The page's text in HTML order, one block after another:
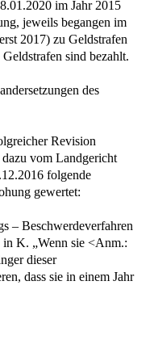
im Jahr 2015
jeweils begangen im
2017) zu Geldstrafen
sind bezahlt.
des
Revision
vom Landgericht
folgende
gewertet:
– Beschwerdeverfahren
in K. „Wenn sie <Anm.:
dieser
dass sie in einem Jahr